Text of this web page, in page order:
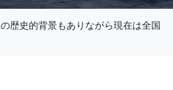
歴史的背景もありながら現在は全国